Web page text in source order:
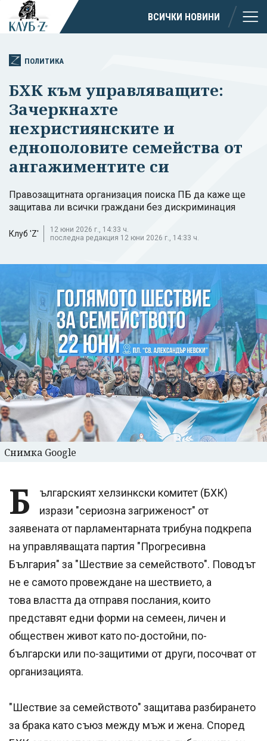
ВСИЧКИ НОВИНИ
ПОЛИТИКА
БХК към управляващите:
Зачеркнахте
нехристиянските и
еднополовите семейства от
ангажиментите си
Правозащитната организация поиска ПБ да каже ще
защитава ли всички граждани без дискриминация
Клуб 'Z'
12 юни 2026 г., 14:33 ч.
последна редакция 12 юни 2026 г., 14:33 ч.
Снимка Google
Б
ългарският хелзинкски комитет (БХК)
изрази "сериозна загриженост" от
заявената от парламентарната трибуна подкрепа
на управляващата партия "Прогресивна
България" за "Шествие за семейството". Поводът
не е самото провеждане на шествието, а
това властта да отправя послания, които
представят едни форми на семеен, личен и
обществен живот като по-достойни, по-
български или по-защитими от други, посочват от
организацията.
"Шествие за семейството" защитава разбирането
за брака като съюз между мъж и жена. Според